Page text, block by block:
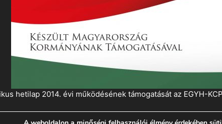
hetilap 2014. évi működésének támogatását az EGYH-